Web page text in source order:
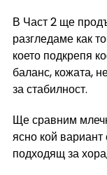
В Част 2 ще
разгледаме как
което подкрепя
баланс, кожата,
за стабилност.
Ще сравним
ясно кой
подходящ за